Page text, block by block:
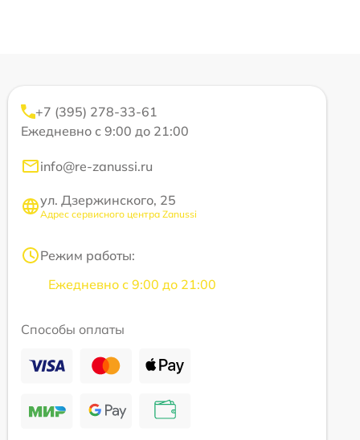
+7 (395) 278-33-61
Ежедневно с 9:00 до 21:00
info@re-zanussi.ru
ул. Дзержинского, 25
Адрес сервисного центра Zanussi
Режим работы:
Ежедневно с 9:00 до 21:00
Способы оплаты